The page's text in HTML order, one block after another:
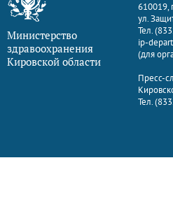
Министерство
здравоохранения
Кировской области
610019,
ул.
Тел.
ip-
(для
Пресс-
Тел.